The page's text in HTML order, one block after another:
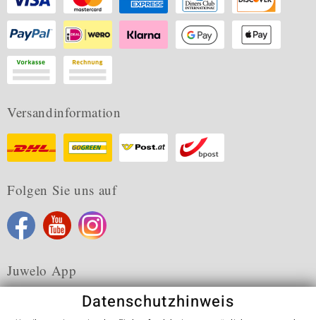
Versandinformation
Folgen Sie uns auf
Juwelo App
Datenschutzhinweis